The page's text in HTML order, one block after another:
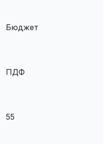
Бюджет
ПДФ
55